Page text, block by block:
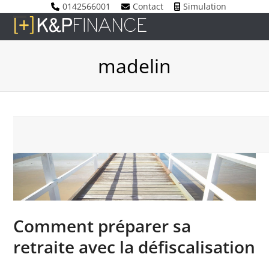
content
0142566001 Contact Simulation
Open
Close
madelin
Comment préparer sa
retraite avec la défiscalisation